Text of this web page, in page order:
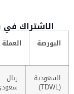
الاشتراك في
البورصة العملة
السعودية
(TDWL)
ريال